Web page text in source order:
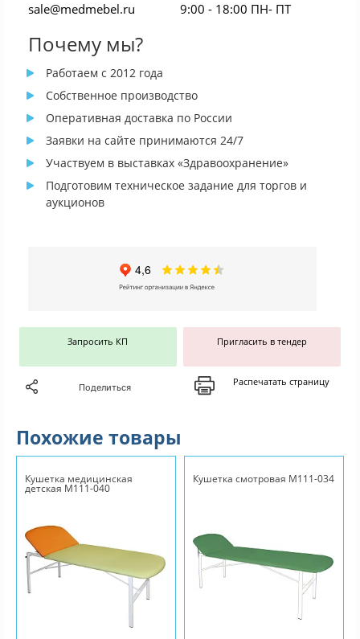
sale@medmebel.ru 9:00 - 18:00 ПН- ПТ
Почему мы?
Работаем с 2012 года
Собственное производство
Оперативная доставка по России
Заявки на сайте принимаются 24/7
Участвуем в выставках «Здравоохранение»
Подготовим техническое задание для торгов и
аукционов
Запросить КП Пригласить в тендер
Поделиться Распечатать страницу
Похожие товары
Кушетка медицинская
детская М111-040
Кушетка смотровая М111-034